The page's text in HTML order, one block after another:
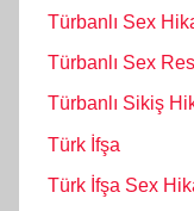
Türbanlı Sex
Türbanlı Sex
Türbanlı Sikiş
Türk İfşa
Türk İfşa Sex